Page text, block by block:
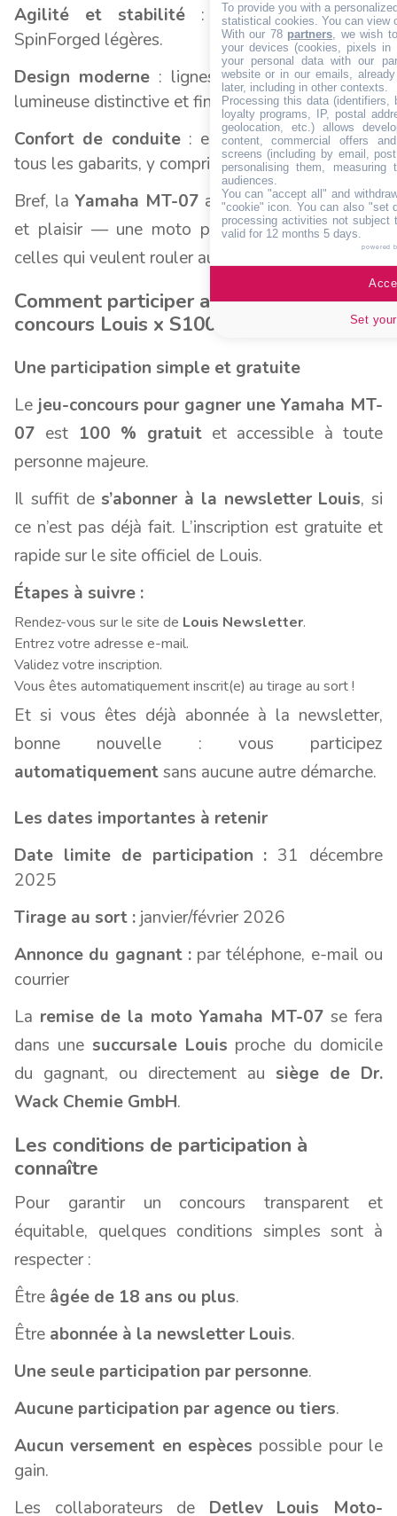
Agilité et stabilité: grâce à ses roues
SpinForged légères.
Design moderne : lignes agressives, signature
lumineuse distinctive et finitions premium.
Confort de conduite: ergonomie pensée pour
tous les gabarits, y compris pour les femmes.
Bref, la Yamaha MT-07 allie style, performance
et plaisir — une moto parfaite àgagnerpour
celles qui veulent rouler autrement.
Comment participer au grand jeu-
concours Louis x S100
Une participation simple et gratuite
Le jeu-concours pour gagner une Yamaha MT-
07 est 100 % gratuitet accessible à toute
personne majeure.
Il suffit de s’abonner à la newsletter Louis, si
ce n’est pas déjà fait. L’inscription est gratuite et
rapide sur le site officiel de Louis.
Étapes à suivre :
Rendez-vous sur le site de Louis Newsletter.
Entrez votre adresse e-mail.
Validez votre inscription.
Vous êtes automatiquement inscrit(e) au tirage au sort !
Et si vous êtes déjà abonnée à la newsletter,
bonne nouvelle : vous participez
automatiquementsans aucune autre démarche.
Les dates importantes à retenir
Date limite de participation : 31 décembre
2025
Tirage au sort : janvier/février 2026
Annonce du gagnant :par téléphone, e-mail ou
courrier
La remise de la moto Yamaha MT-07 se fera
dans une succursale Louis proche du domicile
du gagnant, ou directement au siège de Dr.
Wack Chemie GmbH.
Les conditions de participation à
connaître
Pour garantir un concours transparent et
équitable, quelques conditions simples sont à
respecter :
Être âgée de 18 ans ou plus.
Être abonnée à la newsletter Louis.
Une seule participation par personne.
Aucune participation par agence ou tiers.
Aucun versement en espèces possible pour le
gain.
Les collaborateurs de Detlev Louis Moto-
To provide you with a
statistical cookies. You can view
With our 78 partners, we wish
your devices (cookies, pixels
your personal data with our
website or in our emails,
later, including in other contexts.
Processing this data (identifiers,
loyalty programs, IP, postal
geolocation, etc.) allows
content, commercial offers
screens (including by email,
personalising them, measuring
audiences.
You can "accept all" and
"cookie" icon. You can also "set
processing activities not subject
valid for 12 months 5 days.
powered
Set